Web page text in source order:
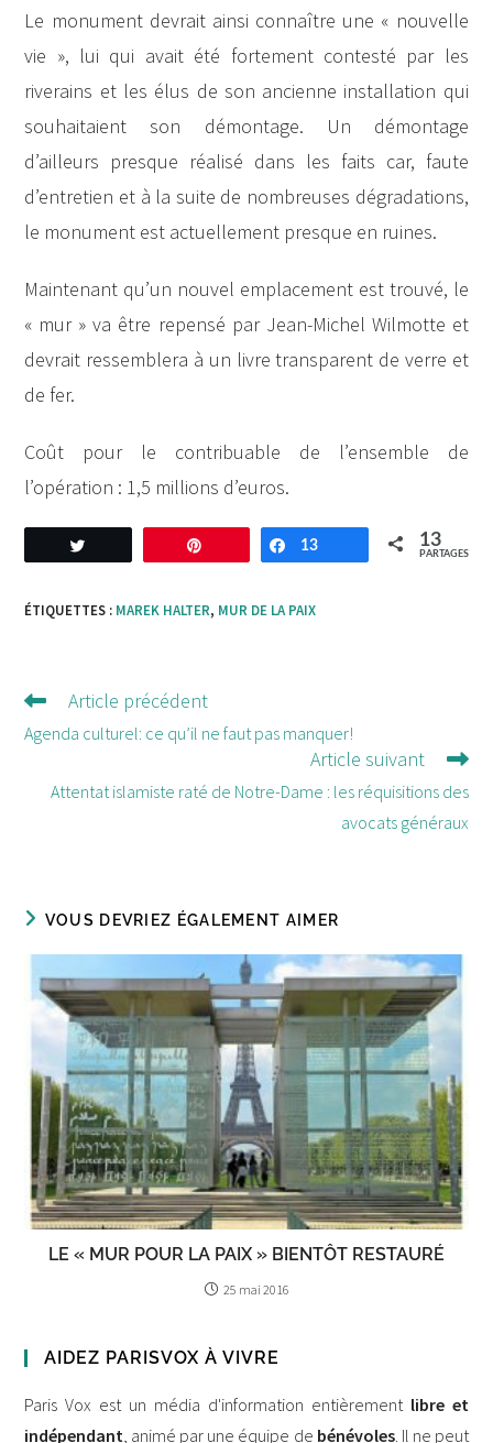
Le monument devrait ainsi connaître une « nouvelle
vie », lui qui avait été fortement contesté par les
riverains et les élus de son ancienne installation qui
souhaitaient son démontage. Un démontage
d’ailleurs presque réalisé dans les faits car, faute
d’entretien et à la suite de nombreuses dégradations,
le monument est actuellement presque en ruines.
Maintenant qu’un nouvel emplacement est trouvé, le
« mur » va être repensé par Jean-Michel Wilmotte et
devrait ressemblera à un livre transparent de verre et
de fer.
Coût pour le contribuable de l’ensemble de
l’opération : 1,5 millions d’euros.
Enregistrer Partagez
13 13
PARTAGES
ÉTIQUETTES : MAREK HALTER, MUR DE LA PAIX
Lire
d'autres
Article précédent
Agenda culturel: ce qu’il ne faut pas manquer!
Article suivant
Attentat islamiste raté de Notre-Dame : les réquisitions des
avocats généraux
VOUS DEVRIEZ ÉGALEMENT AIMER
LE « MUR POUR LA PAIX » BIENTÔT RESTAURÉ
25 mai 2016
AIDEZ PARISVOX À VIVRE
Paris Vox est un média d'information entièrement libre et
indépendant , animé par une équipe de bénévoles. Il ne peut